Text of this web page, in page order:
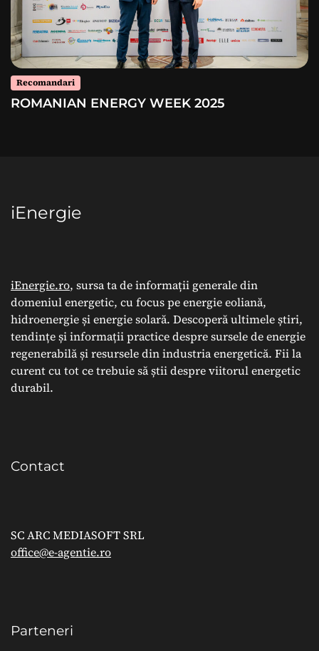
Recomandari
ROMANIAN ENERGY WEEK 2025
iEnergie
iEnergie.ro, sursa ta de informații generale din
domeniul energetic, cu focus pe energie eoliană,
hidroenergie și energie solară. Descoperă ultimele știri,
tendințe și informații practice despre sursele de energie
regenerabilă și resursele din industria energetică. Fii la
curent cu tot ce trebuie să știi despre viitorul energetic
durabil.
Contact
SC ARC MEDIASOFT SRL
office@e-agentie.ro
Parteneri